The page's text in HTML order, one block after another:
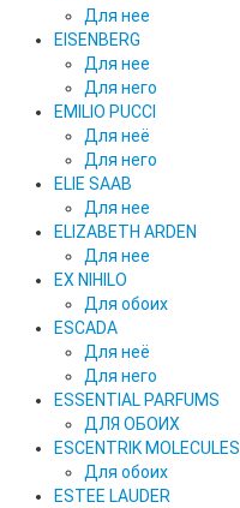
Для нее
EISENBERG
Для нее
Для него
EMILIO PUCCI
Для неё
Для него
ELIE SAAB
Для нее
ELIZABETH ARDEN
Для нее
EX NIHILO
Для обоих
ESCADA
Для неё
Для него
ESSENTIAL PARFUMS
ДЛЯ ОБОИХ
ESCENTRIK MOLECULES
Для обоих
ESTEE LAUDER